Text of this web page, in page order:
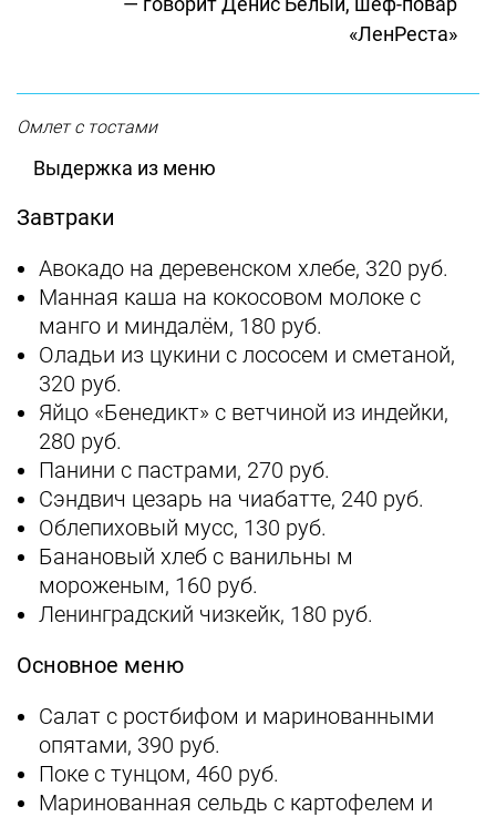
«ЛенРеста»
Омлет с тостами
Выдержка из меню
Завтраки
Авокадо на деревенском хлебе, 320 руб.
Манная каша на кокосовом молоке с
манго и миндалём, 180 руб.
Оладьи из цукини с лососем и сметаной,
320 руб.
Яйцо «Бенедикт» с ветчиной из индейки,
280 руб.
Панини с пастрами, 270 руб.
Сэндвич цезарь на чиабатте, 240 руб.
Облепиховый мусс, 130 руб.
Банановый хлеб с ванильны м
мороженым, 160 руб.
Ленинградский чизкейк, 180 руб.
Основное меню
Салат с ростбифом и маринованными
опятами, 390 руб.
Поке с тунцом, 460 руб.
Маринованная сельдь с картофелем и